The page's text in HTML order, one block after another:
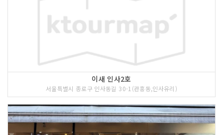
이새 인사2호
서울특별시 종로구 인사동길 30-1(관훙동,인사유리)